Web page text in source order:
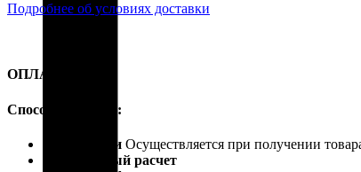
Подробнее об условиях доставки
ОПЛАТА
Способы оплаты:
Наличными Осуществляется при получении
Безналичный расчет